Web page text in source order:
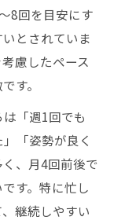
8回を目安にす
とされていま
慮したペース
す。
「週1回でも
「姿勢が良く
、月4回前後で
す。特に忙し
継続しやすい